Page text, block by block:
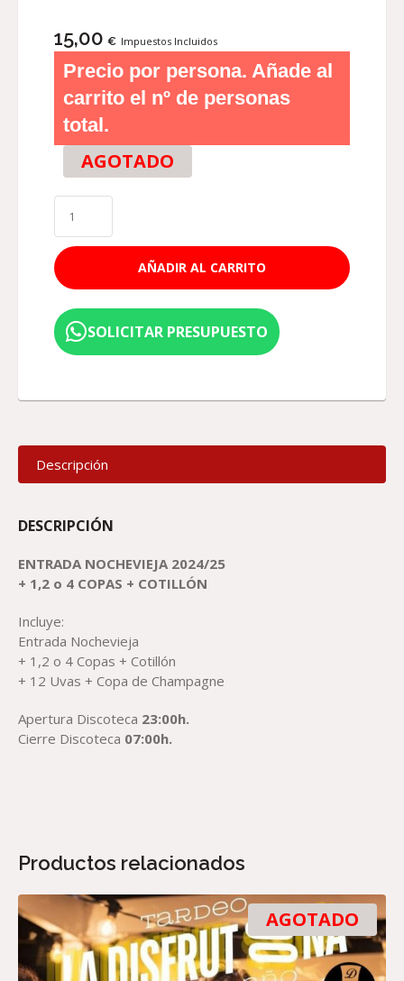
15,00 € Impuestos Incluidos
Precio por persona. Añade al
carrito el nº de personas
total.
AGOTADO
AÑADIR AL CARRITO
SOLICITAR PRESUPUESTO
Descripción
DESCRIPCIÓN
ENTRADA NOCHEVIEJA 2024/25
+ 1,2 o 4 COPAS + COTILLÓN
Incluye:
Entrada Nochevieja
+ 1,2 o 4 Copas + Cotillón
+ 12 Uvas + Copa de Champagne
Apertura Discoteca 23:00h.
Cierre Discoteca 07:00h.
Productos relacionados
AGOTADO